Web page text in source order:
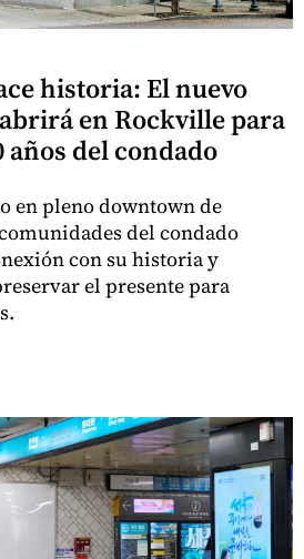
historia: El nuevo
en Rockville para
años del condado
en pleno downtown de
del condado
con su historia y
el presente para